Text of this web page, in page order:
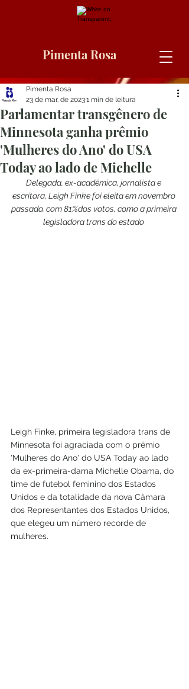
Pimenta Rosa
Parlamentar transgênero de
Minnesota ganha prêmio
'Mulheres do Ano' do USA
Today ao lado de Michelle
Pimenta Rosa
23 de mar. de 20231 min de leitura
Delegada, ex-acadêmica, jornalista e
escritora, Leigh Finke foi eleita em novembro
passado, com 81%dos votos, como a primeira
legisladora trans do estado
Leigh Finke, primeira legisladora trans de
Minnesota foi agraciada com o prêmio
'Mulheres do Ano' do USA Today ao lado
da ex-primeira-dama Michelle Obama, do
time de futebol feminino dos Estados
Unidos e da totalidade da nova Câmara
dos Representantes dos Estados Unidos,
que elegeu um número recorde de
mulheres.